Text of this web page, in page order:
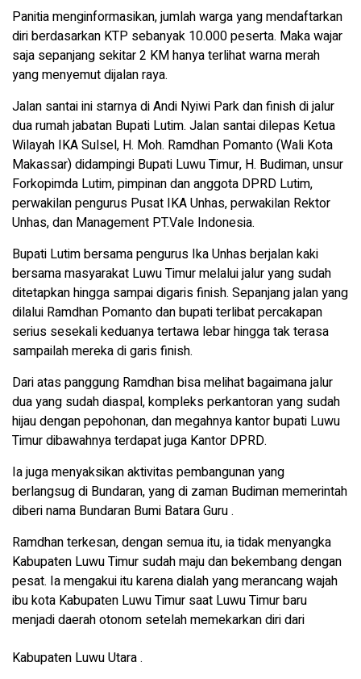
Panitia menginformasikan, jumlah warga yang mendaftarkan
diri berdasarkan KTP sebanyak 10.000 peserta. Maka wajar
saja sepanjang sekitar 2 KM hanya terlihat warna merah
yang menyemut dijalan raya.
Jalan santai ini starnya di Andi Nyiwi Park dan finish di jalur
dua rumah jabatan Bupati Lutim. Jalan santai dilepas Ketua
Wilayah IKA Sulsel, H. Moh. Ramdhan Pomanto (Wali Kota
Makassar) didampingi Bupati Luwu Timur, H. Budiman, unsur
Forkopimda Lutim, pimpinan dan anggota DPRD Lutim,
perwakilan pengurus Pusat IKA Unhas, perwakilan Rektor
Unhas, dan Management PT.Vale Indonesia.
Bupati Lutim bersama pengurus Ika Unhas berjalan kaki
bersama masyarakat Luwu Timur melalui jalur yang sudah
ditetapkan hingga sampai digaris finish. Sepanjang jalan yang
dilalui Ramdhan Pomanto dan bupati terlibat percakapan
serius sesekali keduanya tertawa lebar hingga tak terasa
sampailah mereka di garis finish.
Dari atas panggung Ramdhan bisa melihat bagaimana jalur
dua yang sudah diaspal, kompleks perkantoran yang sudah
hijau dengan pepohonan, dan megahnya kantor bupati Luwu
Timur dibawahnya terdapat juga Kantor DPRD.
Ia juga menyaksikan aktivitas pembangunan yang
berlangsug di Bundaran, yang di zaman Budiman memerintah
diberi nama Bundaran Bumi Batara Guru .
Ramdhan terkesan, dengan semua itu, ia tidak menyangka
Kabupaten Luwu Timur sudah maju dan bekembang dengan
pesat. Ia mengakui itu karena dialah yang merancang wajah
ibu kota Kabupaten Luwu Timur saat Luwu Timur baru
menjadi daerah otonom setelah memekarkan diri dari
Kabupaten Luwu Utara .